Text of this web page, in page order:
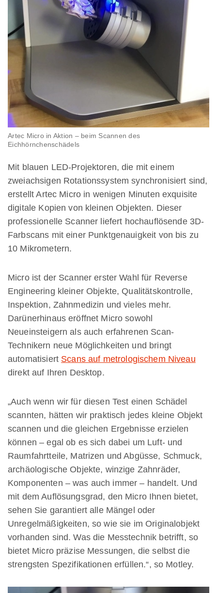
Artec Micro in Aktion – beim Scannen des
Eichhörnchenschädels
Mit blauen LED-Projektoren, die mit einem
zweiachsigen Rotationssystem synchronisiert sind,
erstellt Artec Micro in wenigen Minuten exquisite
digitale Kopien von kleinen Objekten. Dieser
professionelle Scanner liefert hochauflösende 3D-
Farbscans mit einer Punktgenauigkeit von bis zu
10 Mikrometern.
Micro ist der Scanner erster Wahl für Reverse
Engineering kleiner Objekte, Qualitätskontrolle,
Inspektion, Zahnmedizin und vieles mehr.
Darünerhinaus eröffnet Micro sowohl
Neueinsteigern als auch erfahrenen Scan-
Technikern neue Möglichkeiten und bringt
automatisiert Scans auf metrologischem Niveau
direkt auf Ihren Desktop.
„Auch wenn wir für diesen Test einen Schädel
scannten, hätten wir praktisch jedes kleine Objekt
scannen und die gleichen Ergebnisse erzielen
können – egal ob es sich dabei um Luft- und
Raumfahrtteile, Matrizen und Abgüsse, Schmuck,
archäologische Objekte, winzige Zahnräder,
Komponenten – was auch immer – handelt. Und
mit dem Auflösungsgrad, den Micro Ihnen bietet,
sehen Sie garantiert alle Mängel oder
Unregelmäßigkeiten, so wie sie im Originalobjekt
vorhanden sind. Was die Messtechnik betrifft, so
bietet Micro präzise Messungen, die selbst die
strengsten Spezifikationen erfüllen.“, so Motley.